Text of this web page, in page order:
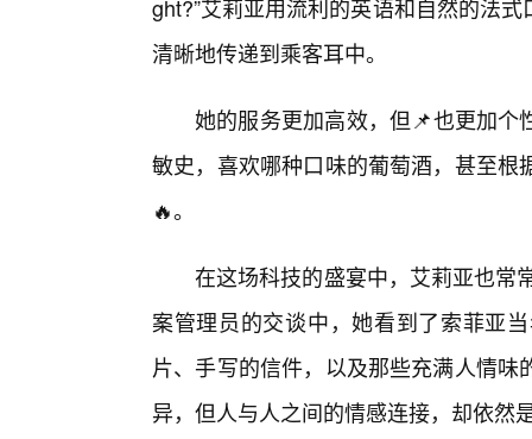
ght?”艾莉亚用流利的英语和自然的法
清晰地传递到乘客耳中。
她的服务更加高效，但📌也更加
敏史，喜欢哪种口味的葡萄酒，甚至
🔥。
在这场科技的盛宴中，艾莉亚也常
案管理员的交谈中，她看到了索菲亚
片、手写的信件，以及那些充满人情
异，但人与人之间的情感连接，却依然